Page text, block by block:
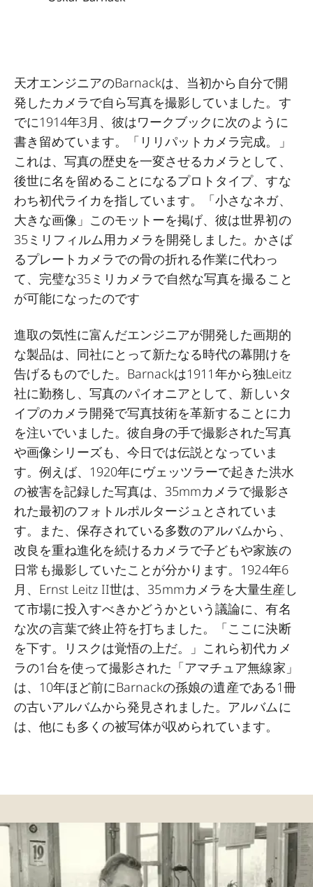
天才エンジニアのBarnackは、当初から自分で開
発したカメラで自ら写真を撮影していました。す
でに1914年3月、彼はワークブックに次のように
書き留めています。「リリパットカメラ完成。」
これは、写真の歴史を一変させるカメラとして、
後世に名を留めることになるプロトタイプ、すな
わち初代ライカを指しています。「小さなネガ、
大きな画像」このモットーを掲げ、彼は世界初の
35ミリフィルム用カメラを開発しました。かさば
るプレートカメラでの骨の折れる作業に代わっ
て、完璧な35ミリカメラで自然な写真を撮ること
が可能になったのです
進取の気性に富んだエンジニアが開発した画期的
な製品は、同社にとって新たなる時代の幕開けを
告げるものでした。Barnackは1911年から独Leitz
社に勤務し、写真のパイオニアとして、新しいタ
イプのカメラ開発で写真技術を革新することに力
を注いでいました。彼自身の手で撮影された写真
や画像シリーズも、今日では伝説となっていま
す。例えば、1920年にヴェッツラーで起きた洪水
の被害を記録した写真は、35mmカメラで撮影さ
れた最初のフォトルポルタージュとされていま
す。また、保存されている多数のアルバムから、
改良を重ね進化を続けるカメラで子どもや家族の
日常も撮影していたことが分かります。1924年6
月、Ernst Leitz II世は、35mmカメラを大量生産し
て市場に投入すべきかどうかという議論に、有名
な次の言葉で終止符を打ちました。「ここに決断
を下す。リスクは覚悟の上だ。」これら初代カメ
ラの1台を使って撮影された「アマチュア無線家」
は、10年ほど前にBarnackの孫娘の遺産である1冊
の古いアルバムから発見されました。アルバムに
は、他にも多くの被写体が収められています。